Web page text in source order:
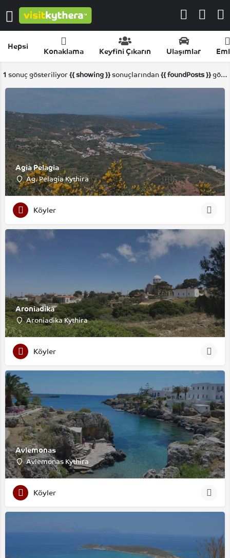
Hepsi
Konaklama Keyfini Çıkarın Ulaşımlar
1 sonuç gösteriliyor {{ showing }}sonuçlarından {{ foundPosts }}gösteriliyor
Agia Pelagia
Ag. Pelagia Kythira
Köyler
Aroniadika
Aroniadika Kythira
Köyler
Avlemonas
Avlemonas Kythira
Köyler